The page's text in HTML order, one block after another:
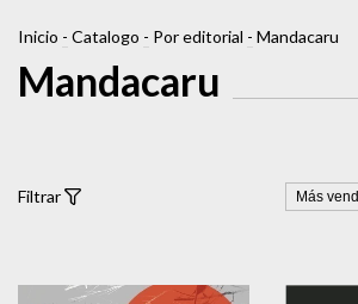
Inicio - Catalogo - Por editorial - Mandacaru
Mandacaru
Filtrar